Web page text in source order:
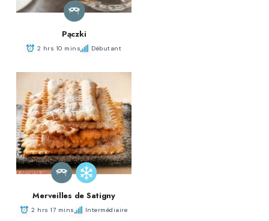
Pączki
2 hrs 10 mins Débutant
Merveilles de Satigny
2 hrs 17 mins Intermédiaire